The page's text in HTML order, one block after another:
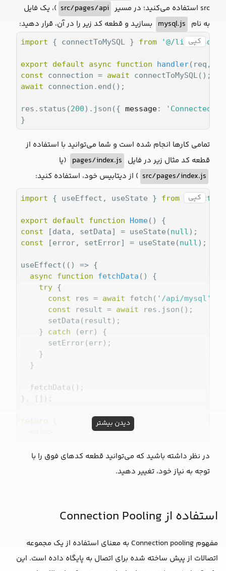
src استفاده می‌کنید؛ در مسیر
src/pages/api )، یک فایل
به نام mysql.js بسازید و قطعه کد زیر را در آن، قرار دهید:
کپی import { connectToMySQL } from '@/lib/mysql'
export default async function handler( req,
const connection = await
await connection.end();
res.status(200).json({ message:
'Connected
}
تمامی کارها انجام شده است و شما می‌توانید با استفاده از
قطعه کد مثال زیر در فایل pages/index.js (یا
src/pages/index.js ) از دیتابیس خود، استفاده کنید:
کپی import { useEffect, useState } from 'react'
export default function Home( )
const [data, setData] = useState(null
const [error, setError] = useState(null );
useEffect( () => {
async
function fetchData ( ) {
try {
const res = await fetch( '/api/mysql'
const result = await res.json();
      setData(result);
    }
catch (err) {
      setError(err);
    }
  }
  fetchData();
}, []);
return
    {error ? (
);
دیدن بیشتر
در نظر داشته باشید که می‌توانید قطعه کدهای فوق را با
توجه به نیاز خود، تغییر دهید.
استفاده از Connection Pooling
مفهوم Connection pooling به معنای استفاده از یک مجموعه
اتصالات از پیش ساخته شده برای اتصال به پایگاه داده است. این